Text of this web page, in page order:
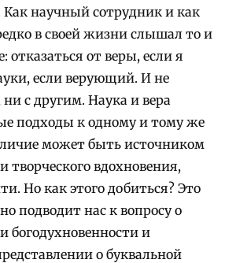
Как научный сотрудник и как
в своей жизни слышал то и
отказаться от веры, если я
если верующий. И не
ни с другим. Наука и вера
подходы к одному и тому же
может быть источником
вдохновения,
Но как этого добиться? Это
подводит нас к вопросу о
и
о буквальной